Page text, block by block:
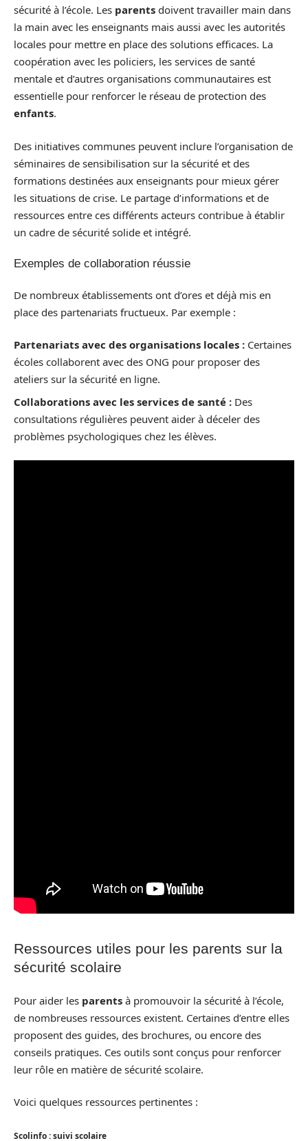
sécurité à l’école. Les parents doivent travailler main dans
la main avec les enseignants mais aussi avec les autorités
locales pour mettre en place des solutions efficaces. La
coopération avec les policiers, les services de santé
mentale et d’autres organisations communautaires est
essentielle pour renforcer le réseau de protection des
enfants.
Des initiatives communes peuvent inclure l’organisation de
séminaires de sensibilisation sur la sécurité et des
formations destinées aux enseignants pour mieux gérer
les situations de crise. Le partage d’informations et de
ressources entre ces différents acteurs contribue à établir
un cadre de sécurité solide et intégré.
Exemples de collaboration réussie
De nombreux établissements ont d’ores et déjà mis en
place des partenariats fructueux. Par exemple :
Partenariats avec des organisations locales : Certaines
écoles collaborent avec des ONG pour proposer des
ateliers sur la sécurité en ligne.
Collaborations avec les services de santé : Des
consultations régulières peuvent aider à déceler des
problèmes psychologiques chez les élèves.
Ressources utiles pour les parents sur la
sécurité scolaire
Pour aider les parents à promouvoir la sécurité à l’école,
de nombreuses ressources existent. Certaines d’entre elles
proposent des guides, des brochures, ou encore des
conseils pratiques. Ces outils sont conçus pour renforcer
leur rôle en matière de sécurité scolaire.
Voici quelques ressources pertinentes :
Scolinfo : suivi scolaire